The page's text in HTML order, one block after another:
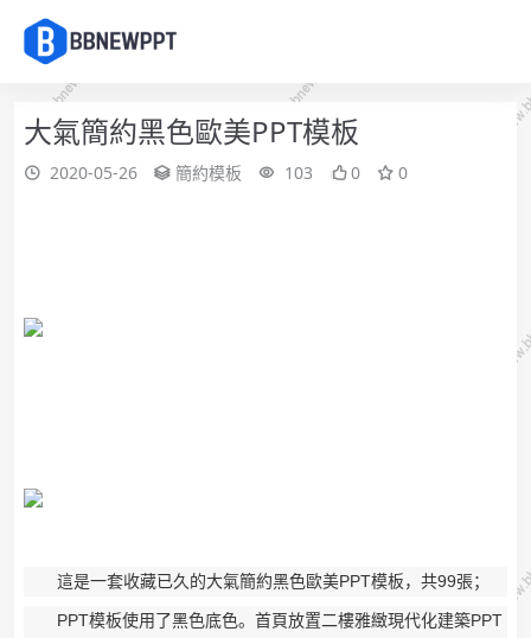
大氣簡約黑色歐美PPT模板
2020-05-26 簡約模板 103 0 0
這是一套收藏已久的大氣簡約黑色歐美PPT模板，共99張；
PPT模板使用了黑色底色。 首頁放置二樓雅緻現代化建築PPT